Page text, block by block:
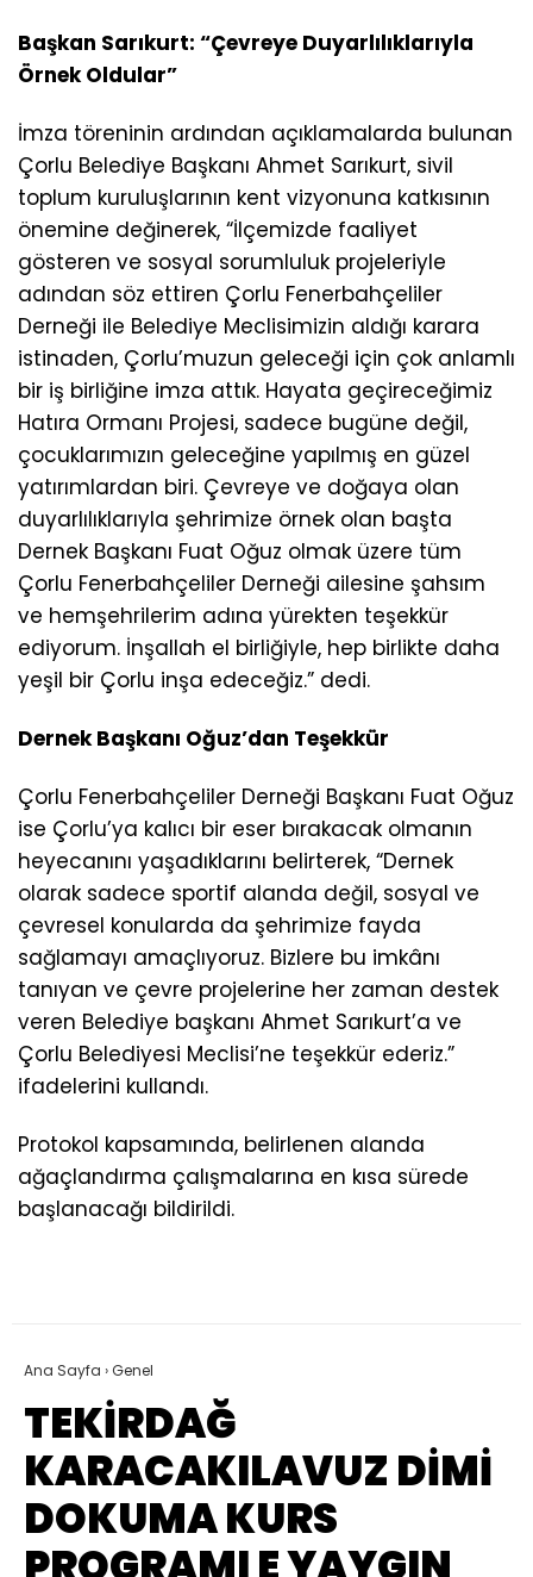
Başkan Sarıkurt: “Çevreye Duyarlılıklarıyla
Örnek Oldular”
İmza töreninin ardından açıklamalarda bulunan
Çorlu Belediye Başkanı Ahmet Sarıkurt, sivil
toplum kuruluşlarının kent vizyonuna katkısının
önemine değinerek, “İlçemizde faaliyet
gösteren ve sosyal sorumluluk projeleriyle
adından söz ettiren Çorlu Fenerbahçeliler
Derneği ile Belediye Meclisimizin aldığı karara
istinaden, Çorlu’muzun geleceği için çok anlamlı
bir iş birliğine imza attık. Hayata geçireceğimiz
Hatıra Ormanı Projesi, sadece bugüne değil,
çocuklarımızın geleceğine yapılmış en güzel
yatırımlardan biri. Çevreye ve doğaya olan
duyarlılıklarıyla şehrimize örnek olan başta
Dernek Başkanı Fuat Oğuz olmak üzere tüm
Çorlu Fenerbahçeliler Derneği ailesine şahsım
ve hemşehrilerim adına yürekten teşekkür
ediyorum. İnşallah el birliğiyle, hep birlikte daha
yeşil bir Çorlu inşa edeceğiz.” dedi.
Dernek Başkanı Oğuz’dan Teşekkür
Çorlu Fenerbahçeliler Derneği Başkanı Fuat Oğuz
ise Çorlu’ya kalıcı bir eser bırakacak olmanın
heyecanını yaşadıklarını belirterek, “Dernek
olarak sadece sportif alanda değil, sosyal ve
çevresel konularda da şehrimize fayda
sağlamayı amaçlıyoruz. Bizlere bu imkânı
tanıyan ve çevre projelerine her zaman destek
veren Belediye başkanı Ahmet Sarıkurt’a ve
Çorlu Belediyesi Meclisi’ne teşekkür ederiz.”
ifadelerini kullandı.
Protokol kapsamında, belirlenen alanda
ağaçlandırma çalışmalarına en kısa sürede
başlanacağı bildirildi.
Ana Sayfa ›Genel
TEKİRDAĞ
KARACAKILAVUZ DİMİ
DOKUMA KURS